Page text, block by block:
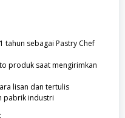
tahun sebagai Pastry Chef
produk saat mengirimkan
lisan dan tertulis
pabrik industri